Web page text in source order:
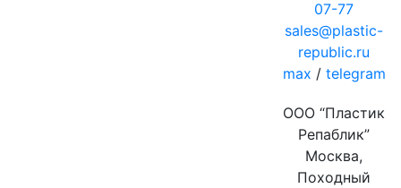
07-77
sales@plastic-
republic.ru
max / telegram
ООО “Пластик
Репаблик”
Москва,
Походный